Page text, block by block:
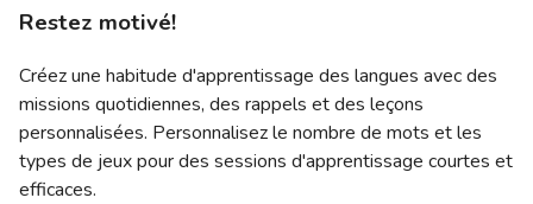
Restez motivé!
Créez une habitude d'apprentissage des langues avec des
missions quotidiennes, des rappels et des leçons
personnalisées. Personnalisez le nombre de mots et les
types de jeux pour des sessions d'apprentissage courtes et
efficaces.